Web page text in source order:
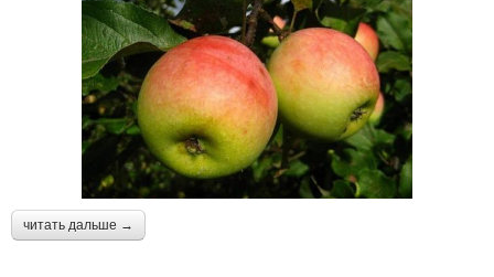
читать дальше →